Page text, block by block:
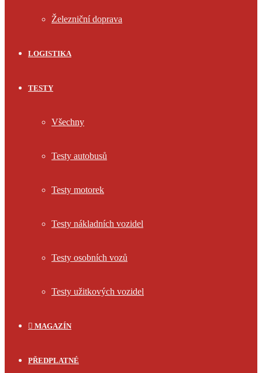
Železniční doprava
LOGISTIKA
TESTY
Všechny
Testy autobusů
Testy motorek
Testy nákladních vozidel
Testy osobních vozů
Testy užitkových vozidel
MAGAZÍN
PŘEDPLATNÉ